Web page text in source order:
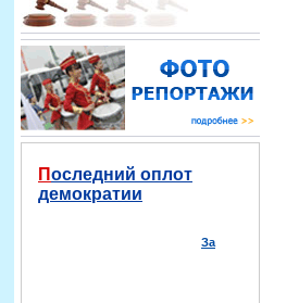
Последний оплот
демократии
За